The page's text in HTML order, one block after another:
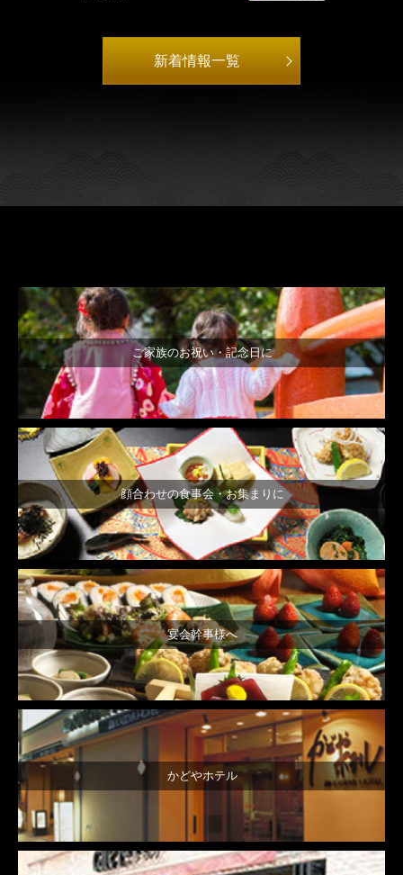
新着情報一覧
ご家族のお祝い・記念日に
顔合わせの食事会・お集まりに
宴会幹事様へ
かどやホテル